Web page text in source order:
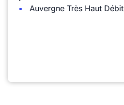
Auvergne Très Haut Débit